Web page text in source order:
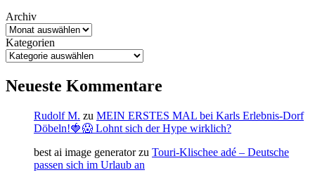
Archiv
Kategorien
Neueste Kommentare
Rudolf M. zu MEIN ERSTES MAL bei Karls Erlebnis-Dorf
Döbeln!🍓😱 Lohnt sich der Hype wirklich?
best ai image generatorzu Touri-Klischee adé – Deutsche
passen sich im Urlaub an